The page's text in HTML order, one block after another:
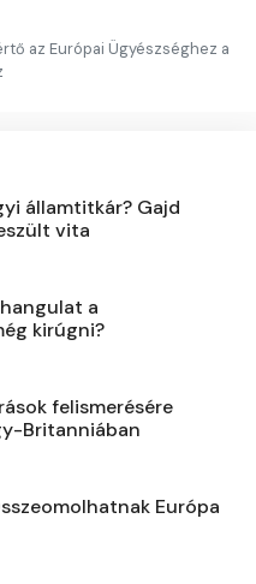
az Európai Ügyészséghez a
államtitkár? Gajd
vita
a
kirúgni?
felismerésére
Britanniában
Európa